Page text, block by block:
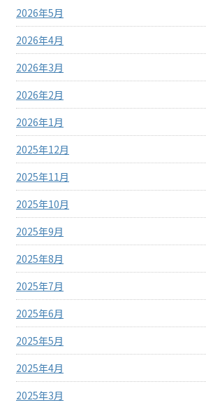
2026年5月
2026年4月
2026年3月
2026年2月
2026年1月
2025年12月
2025年11月
2025年10月
2025年9月
2025年8月
2025年7月
2025年6月
2025年5月
2025年4月
2025年3月